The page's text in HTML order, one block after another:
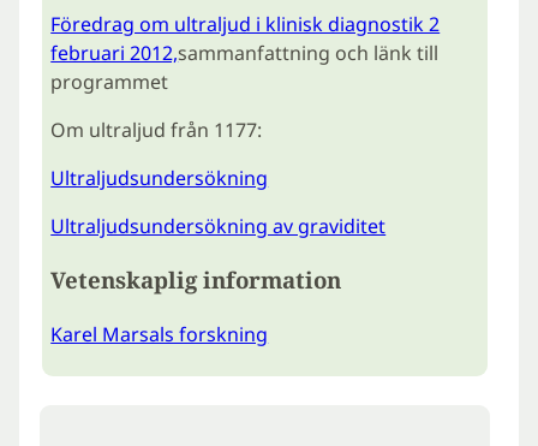
Föredrag om ultraljud i klinisk diagnostik 2
februari 2012,sammanfattning och länk till
programmet
Om ultraljud från 1177:
Ultraljudsundersökning
Ultraljudsundersökning av graviditet
Vetenskaplig information
Karel Marsals forskning